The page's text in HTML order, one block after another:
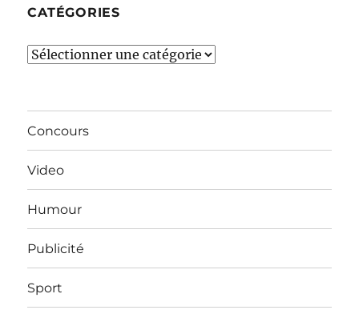
CATÉGORIES
Catégories
Concours
Video
Humour
Publicité
Sport